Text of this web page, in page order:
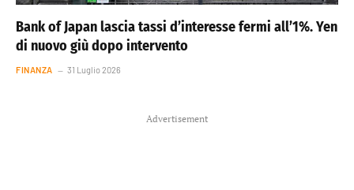
Bank of Japan lascia tassi d’interesse fermi all’1%. Yen
di nuovo giù dopo intervento
FINANZA 31 Luglio 2026
Advertisement